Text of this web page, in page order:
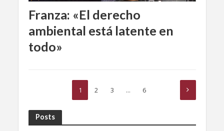
Franza: «El derecho
ambiental está latente en
todo»
1 2 3 … 6
Posts